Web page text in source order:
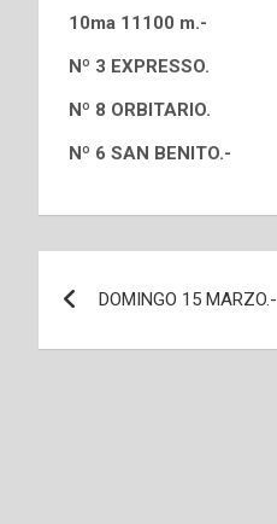
10ma 11100 m.-
Nº 3 EXPRESSO.
Nº 8 ORBITARIO.
Nº 6 SAN BENITO.-
de
DOMINGO 15 MARZO.-